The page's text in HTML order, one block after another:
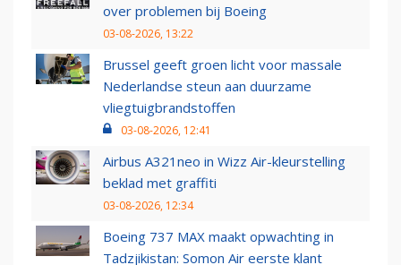
over problemen bij Boeing
03-08-2026, 13:22
Brussel geeft groen licht voor massale
Nederlandse steun aan duurzame
vliegtuigbrandstoffen
03-08-2026, 12:41
Airbus A321neo in Wizz Air-kleurstelling
beklad met graffiti
03-08-2026, 12:34
Boeing 737 MAX maakt opwachting in
Tadzjikistan: Somon Air eerste klant